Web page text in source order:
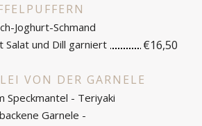
Joghurt-Schmand
Salat und Dill garniert
€16,50
VON DER GARNELE
Speckmantel - Teriyaki
Garnele -